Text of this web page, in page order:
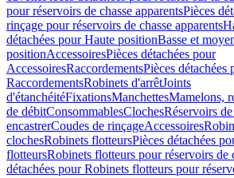
pour réservoirs de chasse apparentsPièces
rinçage pour réservoirs de chasse apparents
détachées pour Haute positionBasse et
positionAccessoiresPièces détachées pour
AccessoiresRaccordementsPièces détachées
RaccordementsRobinets d'arrêtJoints
d'étanchéitéFixationsManchettesMamelons,
de débitConsommablesClochesRéservoirs de
encastrerCoudes de rinçageAccessoires
clochesRobinets flotteursPièces détachées
flotteursRobinets flotteurs pour réservoirs de
détachées pour Robinets flotteurs pour